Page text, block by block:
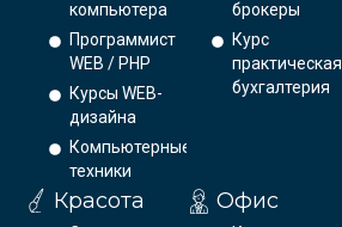
компьютера
Программист
WEB / PHP
Курсы WEB-
дизайна
Компьютерные
техники
брокеры
Курс
практическая
бухгалтерия
Красота Офис